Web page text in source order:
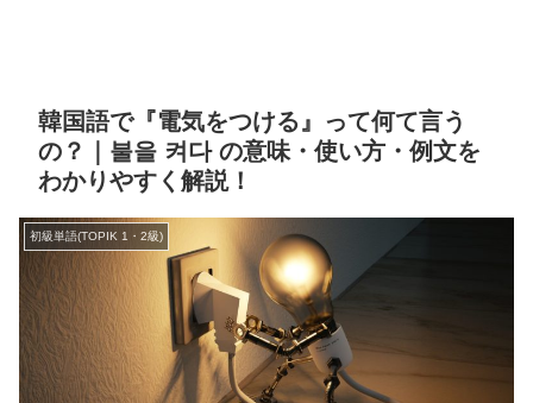
韓国語で『電気をつける』って何て言う
の？｜불을 켜다 の意味・使い方・例文を
わかりやすく解説！
初級単語(TOPIK 1・2級)